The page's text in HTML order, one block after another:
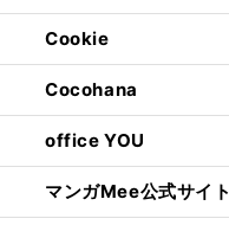
Cookie
Cocohana
office YOU
マンガMee公式サイト